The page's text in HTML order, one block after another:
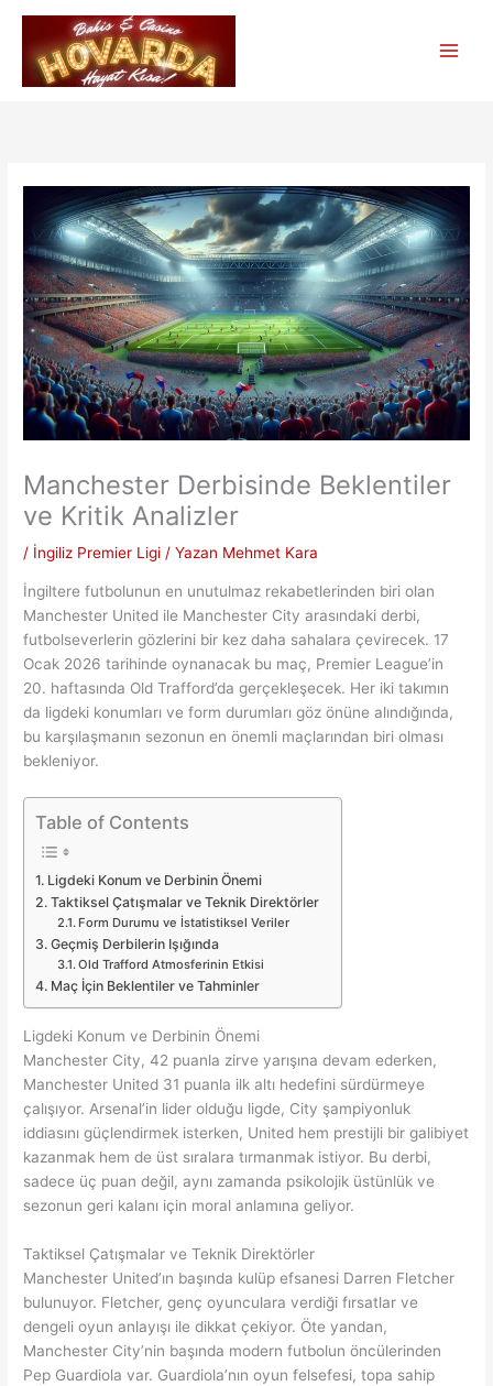
Manchester Derbisinde Beklentiler
ve Kritik Analizler
/ İngiliz Premier Ligi / Yazan Mehmet Kara
İngiltere futbolunun en unutulmaz rekabetlerinden biri olan
Manchester United ile Manchester City arasındaki derbi,
futbolseverlerin gözlerini bir kez daha sahalara çevirecek. 17
Ocak 2026 tarihinde oynanacak bu maç, Premier League’in
20. haftasında Old Trafford’da gerçekleşecek. Her iki takımın
da ligdeki konumları ve form durumları göz önüne alındığında,
bu karşılaşmanın sezonun en önemli maçlarından biri olması
bekleniyor.
Table of Contents
Ligdeki Konum ve Derbinin Önemi
Taktiksel Çatışmalar ve Teknik Direktörler
Form Durumu ve İstatistiksel Veriler
Geçmiş Derbilerin Işığında
Old Trafford Atmosferinin Etkisi
Maç İçin Beklentiler ve Tahminler
Ligdeki Konum ve Derbinin Önemi
Manchester City, 42 puanla zirve yarışına devam ederken,
Manchester United 31 puanla ilk altı hedefini sürdürmeye
çalışıyor. Arsenal’in lider olduğu ligde, City şampiyonluk
iddiasını güçlendirmek isterken, United hem prestijli bir galibiyet
kazanmak hem de üst sıralara tırmanmak istiyor. Bu derbi,
sadece üç puan değil, aynı zamanda psikolojik üstünlük ve
sezonun geri kalanı için moral anlamına geliyor.
Taktiksel Çatışmalar ve Teknik Direktörler
Manchester United’ın başında kulüp efsanesi Darren Fletcher
bulunuyor. Fletcher, genç oyunculara verdiği fırsatlar ve
dengeli oyun anlayışı ile dikkat çekiyor. Öte yandan,
Manchester City’nin başında modern futbolun öncülerinden
Pep Guardiola var. Guardiola’nın oyun felsefesi, topa sahip